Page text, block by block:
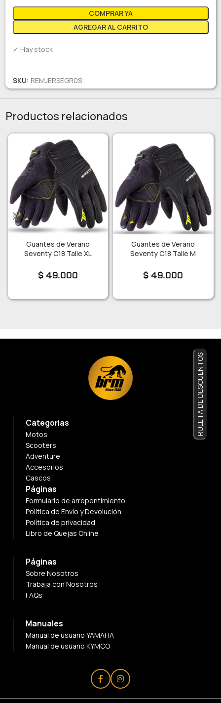
AGREGAR AL CARRITO
COMPRAR YA
✓ Hay stock
SKU: REMJERSEGR0S
Productos relacionados
Guantes de Verano
Seventy C18 Talle XL
$49.000
Guantes de Verano
Seventy C18 Talle M
$49.000
Categorias
Motos
Scooters
Adventure
Accesorios
Cascos
Páginas
Formulario de arrepentimiento
Política de Envío y Devolución
Política de privacidad
Libro de Quejas Online
Páginas
Sobre Nosotros
Trabaja con Nosotros
FAQs
Manuales
Manual de usuario YAMAHA
Manual de usuario KYMCO
RULETA DE DESCUENTOS